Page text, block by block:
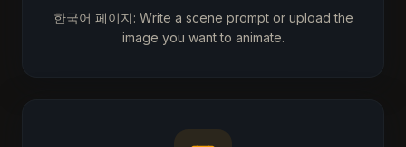
한국어 페이지: Write a scene prompt or upload the
image you want to animate.